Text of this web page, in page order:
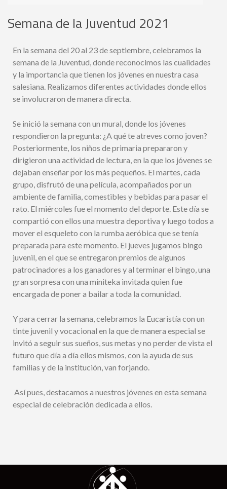
Semana de la Juventud 2021
En la semana del 20 al 23 de septiembre, celebramos la
semana de la Juventud, donde reconocimos las cualidades
y la importancia que tienen los jóvenes en nuestra casa
salesiana. Realizamos diferentes actividades donde ellos
se involucraron de manera directa.
Se inició la semana con un mural, donde los jóvenes
respondieron la pregunta: ¿A qué te atreves como joven?
Posteriormente, los niños de primaria prepararon y
dirigieron una actividad de lectura, en la que los jóvenes se
dejaban enseñar por los más pequeños. El martes, cada
grupo, disfrutó de una película, acompañados por un
ambiente de familia, comestibles y bebidas para pasar el
rato. El miércoles fue el momento del deporte. Este día se
compartió con ellos una muestra deportiva y luego todos a
mover el esqueleto con la rumba aeróbica que se tenía
preparada para este momento. El jueves jugamos bingo
juvenil, en el que se entregaron premios de algunos
patrocinadores a los ganadores y al terminar el bingo, una
gran sorpresa con una miniteka invitada quien fue
encargada de poner a bailar a toda la comunidad.
Y para cerrar la semana, celebramos la Eucaristía con un
tinte juvenil y vocacional en la que de manera especial se
invitó a seguir sus sueños, sus metas y no perder de vista el
futuro que día a día ellos mismos, con la ayuda de sus
familias y de la institución, van forjando.
Así pues, destacamos a nuestros jóvenes en esta semana
especial de celebración dedicada a ellos.